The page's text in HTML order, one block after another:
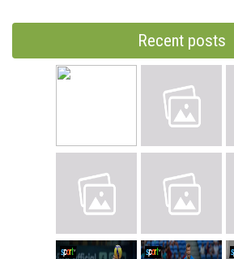
Recent posts